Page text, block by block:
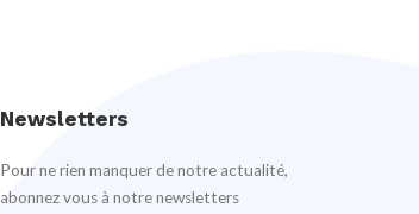
Newsletters
Pour ne rien manquer de notre actualité,
abonnez vous à notre newsletters